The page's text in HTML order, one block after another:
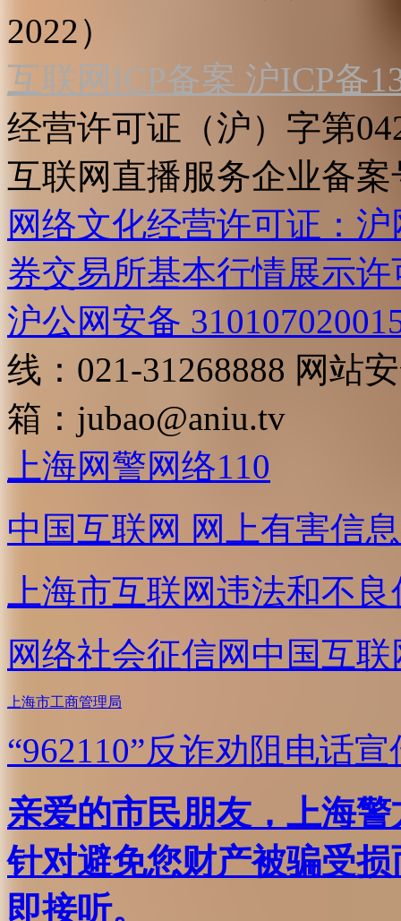
2022）
互联网ICP备案 沪ICP备
经营许可证（沪）字第
互联网直播服务企业备案
网络文化经营许可证：
券交易所基本行情展示许
沪公网安备
线：021-31268888 网站
箱： jubao@aniu.tv
上海网警网络110
中国互联网 网上有害信
上海市互联网违法和不
网络社会征信网 中国互
上海市工商管理局
“962110”反诈劝阻电话宣
亲爱的市民朋友，上海
针对避免您财产被骗受
即接听。